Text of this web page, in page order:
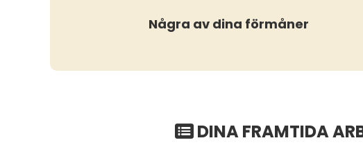
Några av dina förmåner
DINA FRAMTIDA